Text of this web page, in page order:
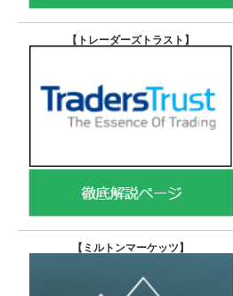
【トレーダーズトラスト 】
【 ミルトンマーケッツ】